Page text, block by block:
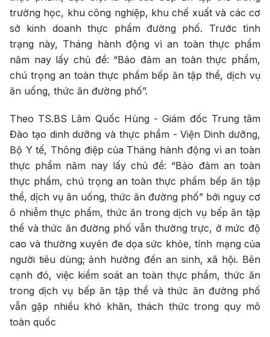
trường học, khu công nghiệp, khu chế xuất và các cơ
sở kinh doanh thực phẩm đường phố. Trước tình
trạng này, Tháng hành động vì an toàn thực phẩm
năm nay lấy chủ đề: “Bảo đảm an toàn thực phẩm,
chú trọng an toàn thực phẩm bếp ăn tập thể, dịch vụ
ăn uống, thức ăn đường phố”.
Theo TS.BS Lâm Quốc Hùng - Giám đốc Trung tâm
Đào tạo dinh dưỡng và thực phẩm - Viện Dinh dưỡng,
Bộ Y tế, Thông điệp của Tháng hành động vì an toàn
thực phẩm năm nay lấy chủ đề: “Bảo đảm an toàn
thực phẩm, chú trọng an toàn thực phẩm bếp ăn tập
thể, dịch vụ ăn uống, thức ăn đường phố” bởi nguy cơ
ô nhiễm thực phẩm, thức ăn trong dịch vụ bếp ăn tập
thể và thức ăn đường phố vẫn thường trực, ở mức độ
cao và thường xuyên đe dọa sức khỏe, tính mạng của
người tiêu dùng; ảnh hưởng đến an sinh, xã hội. Bên
cạnh đó, việc kiểm soát an toàn thực phẩm, thức ăn
trong dịch vụ bếp ăn tập thể và thức ăn đường phố
vẫn gặp nhiều khó khăn, thách thức trong quy mô
toàn quốc